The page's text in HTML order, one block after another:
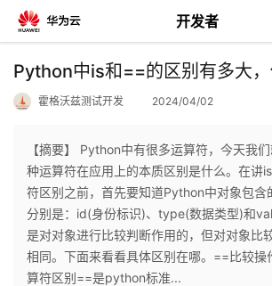
开发者
返
个
人
我
Python中is和==的区别有多大，
霍格沃兹测试开发 2024/04/02
【摘要】 Python中有很多运算符，今天我
种运算符在应用上的本质区别是什么。在讲
符区别之前，首先要知道Python中对象包含
分别是：id(身份标识)、type(数据类型)和
是对对象进行比较判断作用的，但对对象比
相同。下面来看看具体区别在哪。==比较操
算符区别==是python标准...